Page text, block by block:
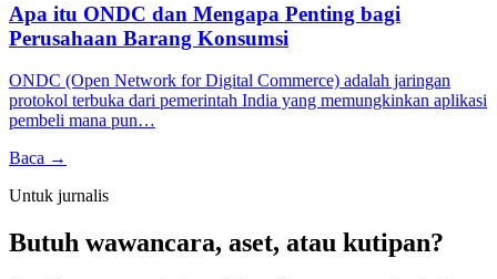
Apa itu ONDC dan Mengapa Penting bagi
Perusahaan Barang Konsumsi
ONDC (Open Network for Digital Commerce) adalah jaringan
protokol terbuka dari pemerintah India yang memungkinkan aplikasi
pembeli mana pun…
Baca →
Untuk jurnalis
Butuh wawancara, aset, atau kutipan?